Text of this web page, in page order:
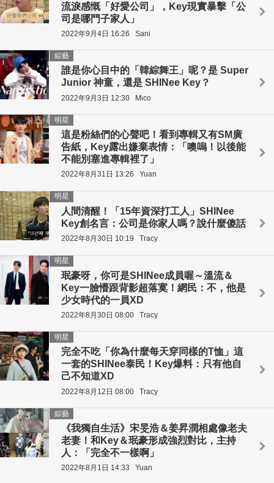
流淚感慨「好愛公司」，Key現實暴擊「公
司是哪門子家人」
2022年9月4日 16:26 Sani
誰是你心目中的「韓綜舞王」呢？是 Super
Junior 神童，還是 SHINee Key？
綜藝
2022年9月3日 12:30 Mico
這是粉絲們的心聲吧！看到專輯又有SM廣
告紙，Key露出嫌棄表情：「噢嗚！以後能
不能別塞進專輯裡了」
明星
2022年8月31日 13:26 Yuan
人間清醒！「15年資深打工人」SHINee
Key創名言：公司是你家人嗎？說什麼傻話
明星
2022年8月30日 10:19 Tracy
珉豪呀，你可是SHINee成員喔～溫流＆
Key一臉懵跟背影超落寞！網民：不，他是
少女時代的一員XD
明星
2022年8月30日 08:00 Tracy
完全不吃「你為什麼每天穿同樣的T恤」這
一套的SHINee泰民！Key爆料：只有他自
己不知道XD
明星
2022年8月12日 08:00 Tracy
《我獨自生活》宋旻浩＆姜昇潤相處像老夫
老妻！和Key＆珉豪形成強烈對比，主持
人：「完全不一樣啊」
綜藝
2022年8月1日 14:33 Yuan